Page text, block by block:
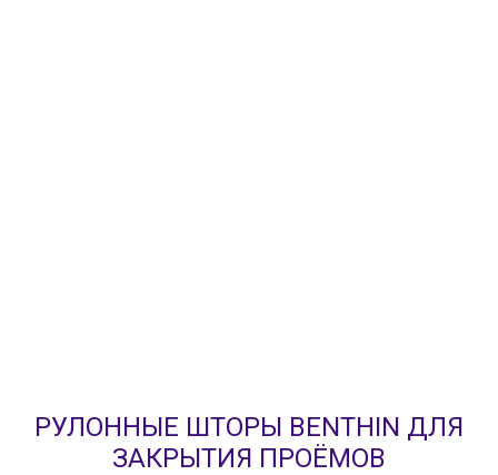
РУЛОННЫЕ ШТОРЫ BENTHIN ДЛЯ
ЗАКРЫТИЯ ПРОЁМОВ